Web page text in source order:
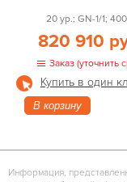
20 ур.; GN-1/1;
820 910
Заказ (уточнить
Купить в один
В корзину
Информация,